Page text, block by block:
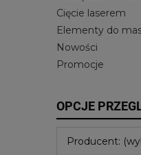
Cięcie laserem
Elementy do
Nowości
Promocje
OPCJE
Producent: